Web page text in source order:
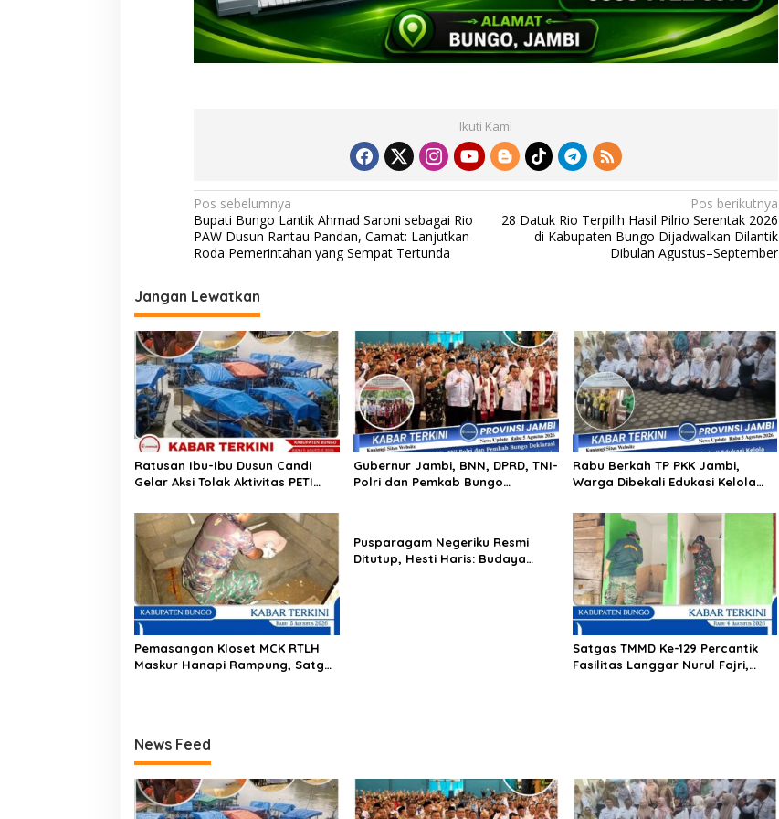
Ikuti Kami
N
a
v
i
g
a
s
i
p
o
s
Pos sebelumnya
Bupati Bungo Lantik Ahmad Saroni sebagai Rio
PAW Dusun Rantau Pandan, Camat: Lanjutkan
Roda Pemerintahan yang Sempat Tertunda
Pos berikutnya
28 Datuk Rio Terpilih Hasil Pilrio Serentak 2026
di Kabupaten Bungo Dijadwalkan Dilantik
Dibulan Agustus–September
Jangan Lewatkan
Ratusan Ibu-Ibu Dusun Candi
Gelar Aksi Tolak Aktivitas PETI
Gubernur Jambi, BNN, DPRD, TNI-
Polri dan Pemkab Bungo
Rabu Berkah TP PKK Jambi,
Warga Dibekali Edukasi Kelola
Ilegal
Pemasangan Kloset MCK RTLH
Maskur Hanapi Rampung, Satgas
Pusparagam Negeriku Resmi
Ditutup, Hesti Haris: Budaya
Satgas TMMD Ke-129 Percantik
Fasilitas Langgar Nurul Fajri,
News Feed